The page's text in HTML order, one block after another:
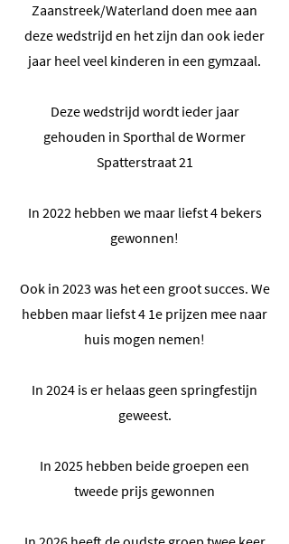
Zaanstreek/Waterland doen mee aan
deze wedstrijd en het zijn dan ook ieder
jaar heel veel kinderen in een gymzaal.
Deze wedstrijd wordt ieder jaar
gehouden in Sporthal de Wormer
Spatterstraat 21
In 2022 hebben we maar liefst 4 bekers
gewonnen!
Ook in 2023 was het een groot succes. We
hebben maar liefst 4 1e prijzen mee naar
huis mogen nemen!
In 2024 is er helaas geen springfestijn
geweest.
In 2025 hebben beide groepen een
tweede prijs gewonnen